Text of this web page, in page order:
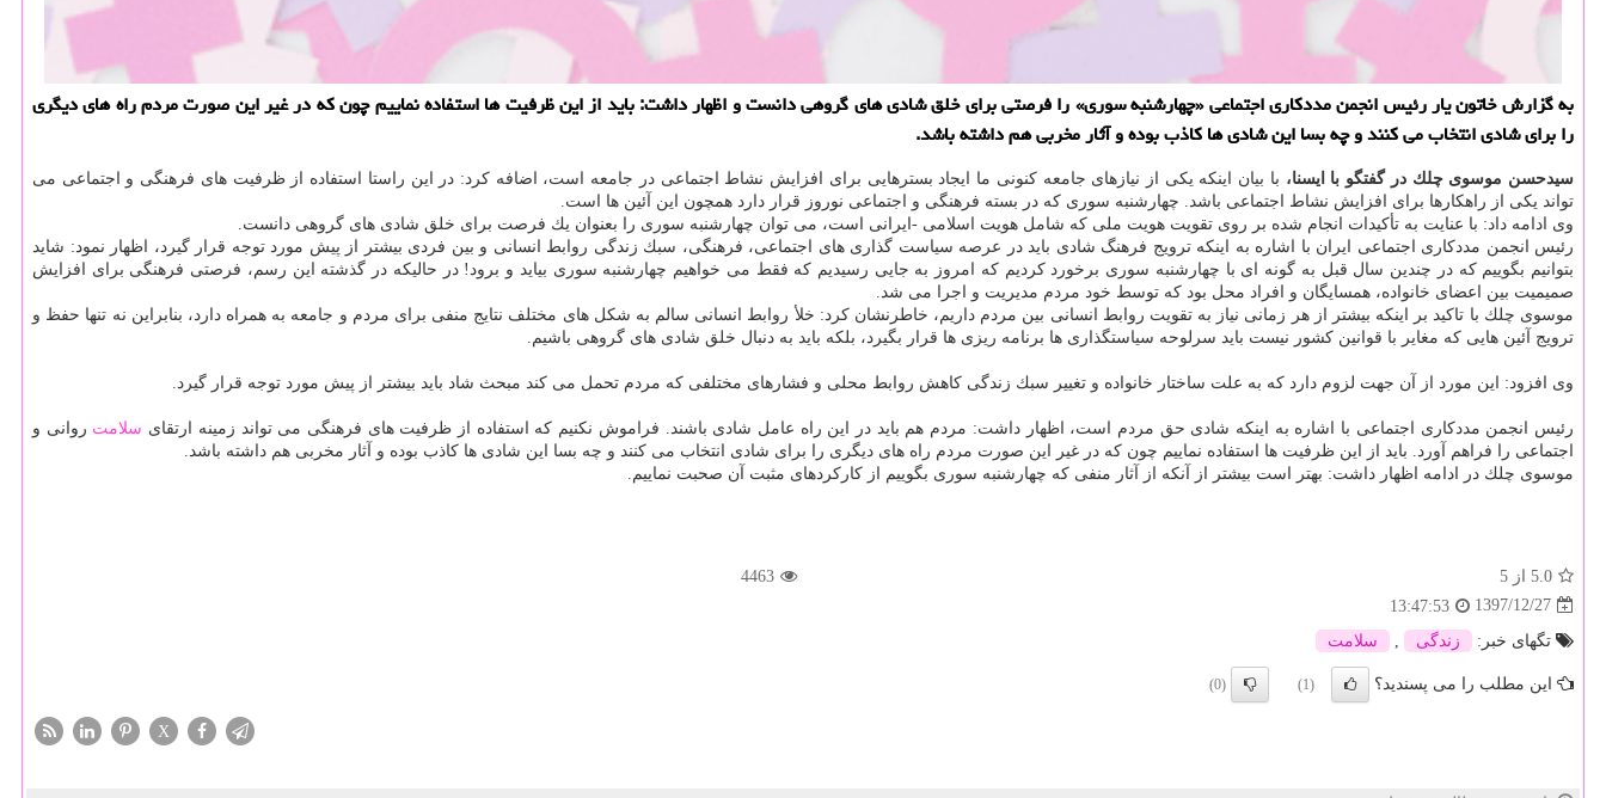
به گزارش خاتون یار رئیس انجمن مددكاری اجتماعی «چهارشنبه سوری» را فرصتی برای خلق شادی های گروهی دانست و اظهار داشت: باید از این ظرفیت ها استفاده نماییم چون كه در غیر این صورت مردم راه های دیگری
را برای شادی انتخاب می كنند و چه بسا این شادی ها كاذب بوده و آثار مخربی هم داشته باشد.
سیدحسن موسوی چلك در گفتگو با ایسنا، با بیان اینكه یكی از نیازهای جامعه كنونی ما ایجاد بسترهایی برای افزایش نشاط اجتماعی در جامعه است، اضافه كرد: در این راستا استفاده از ظرفیت های فرهنگی و اجتماعی می
تواند یكی از راهكارها برای افزایش نشاط اجتماعی باشد. چهارشنبه سوری كه در بسته فرهنگی و اجتماعی نوروز قرار دارد همچون این آئین ها است.
وی ادامه داد: با عنایت به تأكیدات انجام شده بر روی تقویت هویت ملی كه شامل هویت اسلامی -ایرانی است، می توان چهارشنبه سوری را بعنوان یك فرصت برای خلق شادی های گروهی دانست.
رئیس انجمن مددكاری اجتماعی ایران با اشاره به اینكه ترویج فرهنگ شادی باید در عرصه سیاست گذاری های اجتماعی، فرهنگی، سبك زندگی روابط انسانی و بین فردی بیشتر از پیش مورد توجه قرار گیرد، اظهار نمود: شاید
بتوانیم بگوییم كه در چندین سال قبل به گونه ای با چهارشنبه سوری برخورد كردیم كه امروز به جایی رسیدیم كه فقط می خواهیم چهارشنبه سوری بیاید و برود! در حالیكه در گذشته این رسم، فرصتی فرهنگی برای افزایش
صمیمیت بین اعضای خانواده، همسایگان و افراد محل بود كه توسط خود مردم مدیریت و اجرا می شد.
موسوی چلك با تاكید بر اینكه بیشتر از هر زمانی نیاز به تقویت روابط انسانی بین مردم داریم، خاطرنشان كرد: خلأ روابط انسانی سالم به شكل های مختلف نتایج منفی برای مردم و جامعه به همراه دارد، بنابراین نه تنها حفظ و
ترویج آئین هایی كه مغایر با قوانین كشور نیست باید سرلوحه سیاستگذاری ها برنامه ریزی ها قرار بگیرد، بلكه باید به دنبال خلق شادی های گروهی باشیم.
وی افزود: این مورد از آن جهت لزوم دارد كه به علت ساختار خانواده و تغییر سبك زندگی كاهش روابط محلی و فشارهای مختلفی كه مردم تحمل می كند مبحث شاد باید بیشتر از پیش مورد توجه قرار گیرد.
رئیس انجمن مددكاری اجتماعی با اشاره به اینكه شادی حق مردم است، اظهار داشت: مردم هم باید در این راه عامل شادی باشند. فراموش نكنیم كه استفاده از ظرفیت های فرهنگی می تواند زمینه ارتقای سلامت روانی و
اجتماعی را فراهم آورد. باید از این ظرفیت ها استفاده نماییم چون كه در غیر این صورت مردم راه های دیگری را برای شادی انتخاب می كنند و چه بسا این شادی ها كاذب بوده و آثار مخربی هم داشته باشد.
موسوی چلك در ادامه اظهار داشت: بهتر است بیشتر از آنكه از آثار منفی كه چهارشنبه سوری بگوییم از كاركردهای مثبت آن صحبت نماییم.
5.0 از 5
4463
1397/12/27
13:47:53
تگهای خبر:
زندگی سلامت
این مطلب را می پسندید؟ (1)
(0)
X